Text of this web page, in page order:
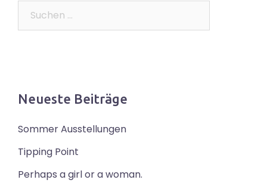
Suchen
Neueste Beiträge
Sommer Ausstellungen
Tipping Point
Perhaps a girl or a woman.